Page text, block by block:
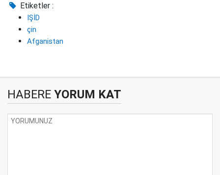
Etiketler :
IŞİD
çin
Afganistan
HABERE YORUM KAT